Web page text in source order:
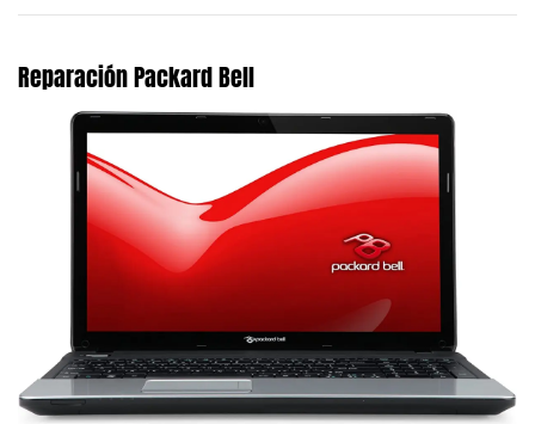
Reparación Packard Bell